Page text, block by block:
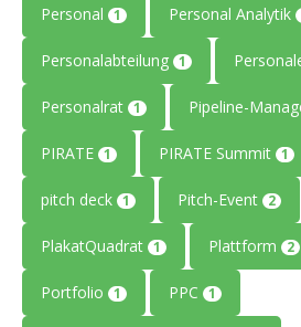
Personal 1 Personal Analytik
Personalabteilung 1
Personalrat 1 Pipeline-
PIRATE 1 PIRATE Summit 1
pitch deck 1 Pitch-Event 2
PlakatQuadrat 1 Plattform 2
Portfolio 1 PPC 1